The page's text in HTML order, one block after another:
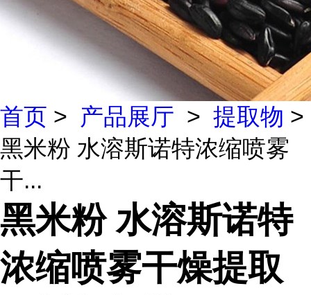
首页 > 产品展厅 > 提取物 >
黑米粉 水溶斯诺特浓缩喷雾
干...
黑米粉 水溶斯诺特
浓缩喷雾干燥提取